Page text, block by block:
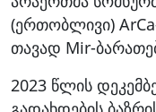
(ერთობლივი)
თავად Mir-
2023 წლის